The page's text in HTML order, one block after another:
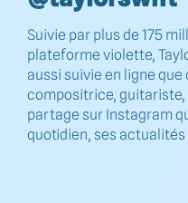
Suivie par plus de 175
plateforme violette,
aussi suivie en ligne que
compositrice,
partage sur Instagram
quotidien, ses